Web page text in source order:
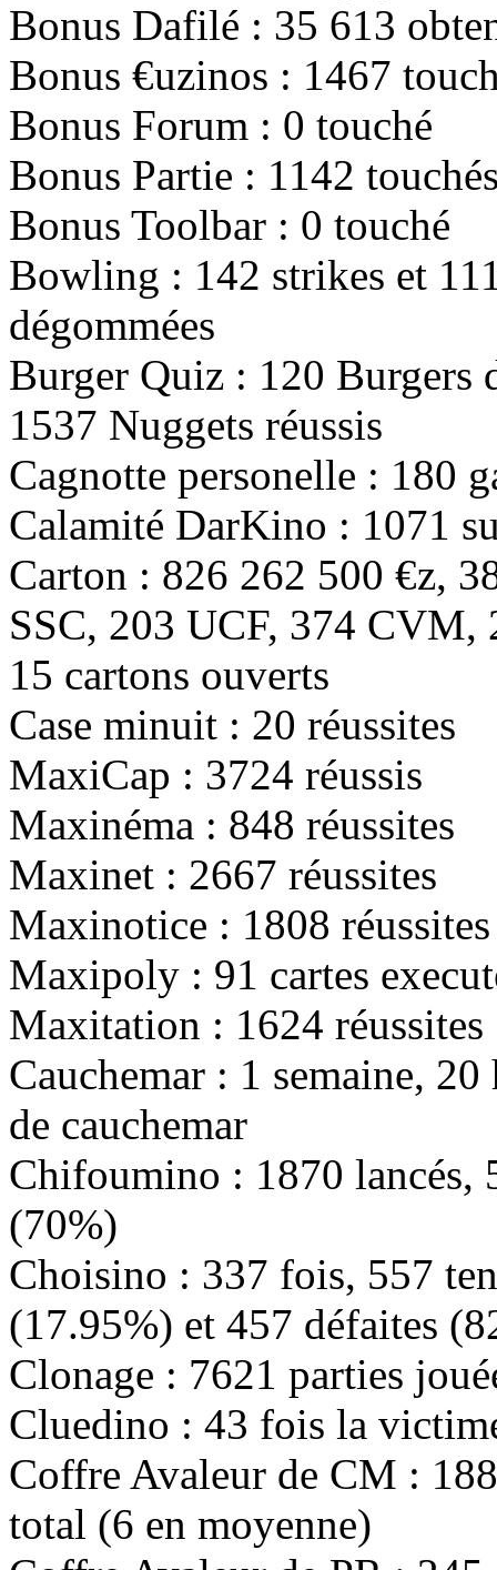
Bonus Dafilé : 35 613
Bonus €uzinos : 1467
Bonus Forum : 0 touché
Bonus Partie : 1142
Bonus Toolbar : 0 touché
Bowling : 142 strikes et
dégommées
Burger Quiz : 120 Burgers
1537 Nuggets réussis
Cagnotte personelle : 180
Calamité DarKino : 1071
Carton : 826 262 500 €z,
SSC, 203 UCF, 374 CVM,
15 cartons ouverts
Case minuit : 20 réussites
MaxiCap : 3724 réussis
Maxinéma : 848 réussites
Maxinet : 2667 réussites
Maxinotice : 1808 réussites
Maxipoly : 91 cartes
Maxitation : 1624 réussites
Cauchemar : 1 semaine, 20
de cauchemar
Chifoumino : 1870 lancés,
(70%)
Choisino : 337 fois, 557
(17.95%) et 457 défaites (
Clonage : 7621 parties
Cluedino : 43 fois la
Coffre Avaleur de CM : 188
total (6 en moyenne)